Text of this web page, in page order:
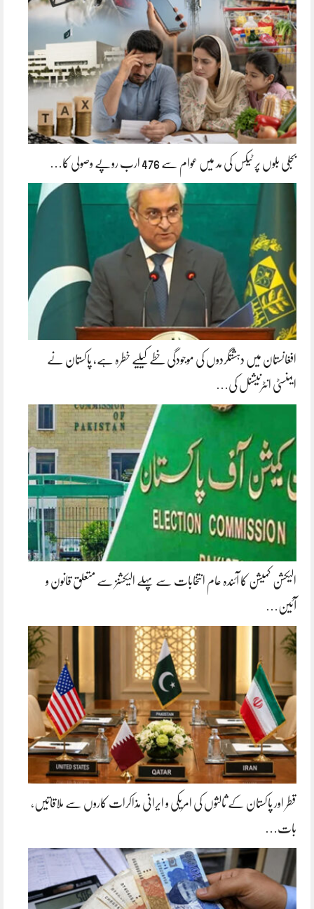
بجلی بلوں پر ٹیکس کی مد میں عوام سے 476 ارب روپے وصولی کا…
افغانستان میں دہشتگردوں کی موجودگی خطے کیلیے خطرہ ہے، پاکستان نے
ایمنسٹی انٹرنیشنل کی…
الیکشن کمیشن کا آئندہ عام انتخابات سے پہلے الیکشنز سے متعلق قانون و
آئین…
قطر اور پاکستان کے ثالثوں کی امریکی و ایرانی مذاکرات کاروں سے ملاقاتیں،
بات…